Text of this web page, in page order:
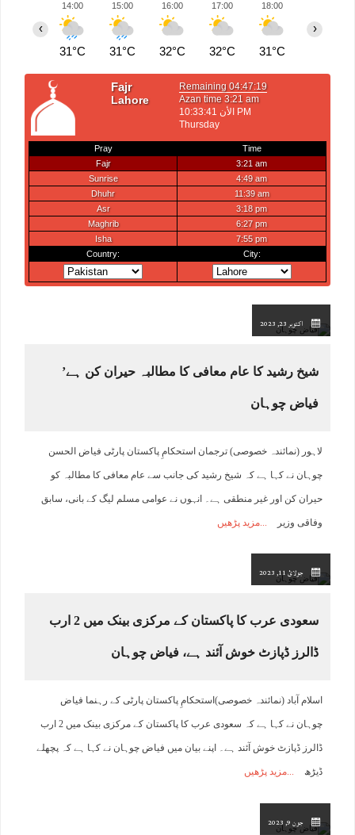
14:00
31°C
15:00
31°C
16:00
32°C
17:00
32°C
18:00
31°C
‹ ›
اکتوبر 23, 2023
شیخ رشید کا عام معافی کا مطالبہ حیران کن ہے’
فیاض چوہان
لاہور (نمائندہ خصوصی) ترجمان استحکامِ پاکستان پارٹی فیاض الحسن
چوہان نے کہا ہے کہ شیخ رشید کی جانب سے عام معافی کا مطالبہ کو
حیران کن اور غیر منطقی ہے۔ انہوں نے عوامی مسلم لیگ کے بانی، سابق
وفاقی وزیر مزید پڑھیں
جولائ 11, 2023
سعودی عرب کا پاکستان کے مرکزی بینک میں 2 ارب
ڈالرز ڈپازٹ خوش آئند ہے، فیاض چوہان
اسلام آباد (نمائندہ خصوصی)استحکامِ پاکستان پارٹی کے رہنما فیاض
چوہان نے کہا ہے کہ سعودی عرب کا پاکستان کے مرکزی بینک میں 2 ارب
ڈالرز ڈپازٹ خوش آئند ہے۔ اپنے بیان میں فیاض چوہان نے کہا ہے کہ پچھلے
ڈیڑھ مزید پڑھیں
جون 9, 2023